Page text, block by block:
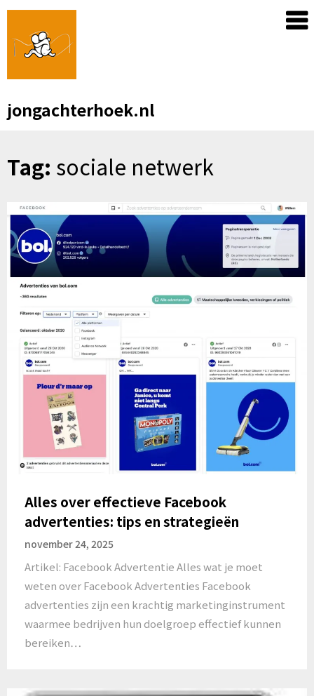
Skip
content
jongachterhoek.nl
Tag: sociale netwerk
Alles over effectieve Facebook
advertenties: tips en strategieën
november 24, 2025
Artikel: Facebook Advertentie Alles wat je moet
weten over Facebook Advertenties Facebook
advertenties zijn een krachtig marketinginstrument
waarmee bedrijven hun doelgroep effectief kunnen
bereiken…